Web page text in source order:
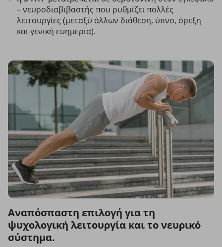
– νευροδιαβιβαστής που ρυθμίζει πολλές
λειτουργίες (μεταξύ άλλων διάθεση, ύπνο, όρεξη
και γενική ευημερία).
Αναπόσπαστη επιλογή για τη
ψυχολογική λειτουργία και το νευρικό
σύστημα.